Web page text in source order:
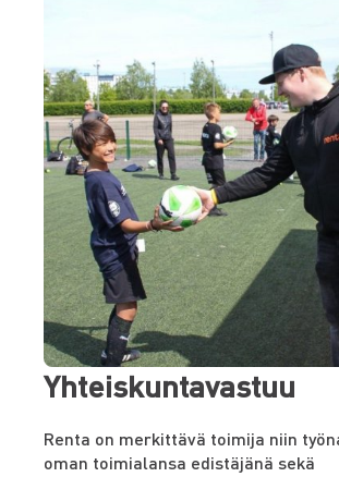
Yhteiskuntavastuu
Renta on merkittävä toimija niin
oman toimialansa edistäjänä sekä